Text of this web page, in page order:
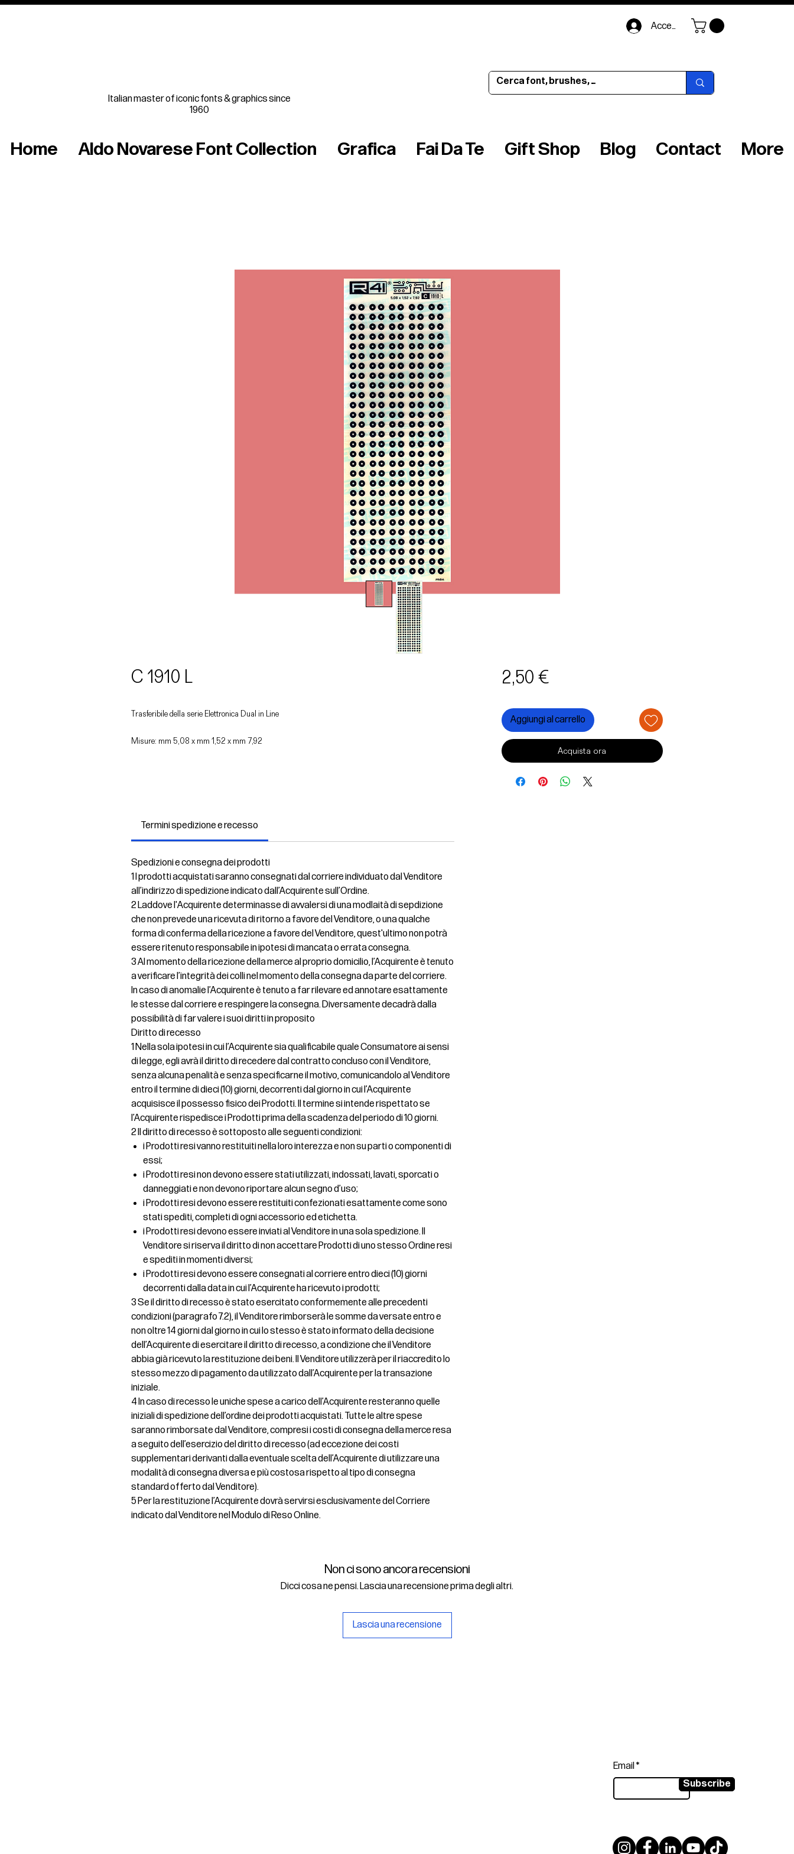
Italian master of iconic fonts & graphics since
1960
Accedi
Home Aldo Novarese Font Collection Grafica Fai Da Te Gift Shop Blog Contact More
C 1910 L
Trasferibile della serie Elettronica Dual in Line
Misure: mm 5,08 x mm 1,52 x mm 7,92
Termini spedizione e recesso
Spedizioni e consegna dei prodotti
1 I prodotti acquistati saranno consegnati dal corriere individuato dal Venditore
all’indirizzo di spedizione indicato dall’Acquirente sull’Ordine.
2 Laddove l'Acquirente determinasse di avvalersi di una modlaità di sepdizione
che non prevede una ricevuta di ritorno a favore del Venditore, o una qualche
forma di conferma della ricezione a favore del Venditore, quest'ultimo non potrà
essere ritenuto responsabile in ipotesi di mancata o errata consegna.
3 Al momento della ricezione della merce al proprio domicilio, l’Acquirente è tenuto
a verificare l’integrità dei colli nel momento della consegna da parte del corriere.
In caso di anomalie l’Acquirente è tenuto a far rilevare ed annotare esattamente
le stesse dal corriere e respingere la consegna. Diversamente decadrà dalla
possibilità di far valere i suoi diritti in proposito
Diritto di recesso
1 Nella sola ipotesi in cui l’Acquirente sia qualificabile quale Consumatore ai sensi
di legge, egli avrà il diritto di recedere dal contratto concluso con il Venditore,
senza alcuna penalità e senza specificarne il motivo, comunicandolo al Venditore
entro il termine di dieci (10) giorni, decorrenti dal giorno in cui l’Acquirente
acquisisce il possesso fisico dei Prodotti. Il termine si intende rispettato se
l’Acquirente rispedisce i Prodotti prima della scadenza del periodo di 10 giorni.
2 Il diritto di recesso è sottoposto alle seguenti condizioni:
i Prodotti resi vanno restituiti nella loro interezza e non su parti o componenti di
essi;
i Prodotti resi non devono essere stati utilizzati, indossati, lavati, sporcati o
danneggiati e non devono riportare alcun segno d’uso;
i Prodotti resi devono essere restituiti confezionati esattamente come sono
stati spediti, completi di ogni accessorio ed etichetta.
i Prodotti resi devono essere inviati al Venditore in una sola spedizione. Il
Venditore si riserva il diritto di non accettare Prodotti di uno stesso Ordine resi
e spediti in momenti diversi;
i Prodotti resi devono essere consegnati al corriere entro dieci (10) giorni
decorrenti dalla data in cui l’Acquirente ha ricevuto i prodotti;
3 Se il diritto di recesso è stato esercitato conformemente alle precedenti
condizioni (paragrafo 7.2), il Venditore rimborserà le somme da versate entro e
non oltre 14 giorni dal giorno in cui lo stesso è stato informato della decisione
dell’Acquirente di esercitare il diritto di recesso, a condizione che il Venditore
abbia già ricevuto la restituzione dei beni. Il Venditore utilizzerà per il riaccredito lo
stesso mezzo di pagamento da utilizzato dall’Acquirente per la transazione
iniziale.
4 In caso di recesso le uniche spese a carico dell’Acquirente resteranno quelle
iniziali di spedizione dell’ordine dei prodotti acquistati. Tutte le altre spese
saranno rimborsate dal Venditore, compresi i costi di consegna della merce resa
a seguito dell’esercizio del diritto di recesso (ad eccezione dei costi
supplementari derivanti dalla eventuale scelta dell’Acquirente di utilizzare una
modalità di consegna diversa e più costosa rispetto al tipo di consegna
standard offerto dal Venditore).
5 Per la restituzione l’Acquirente dovrà servirsi esclusivamente del Corriere
indicato dal Venditore nel Modulo di Reso Online.
2,50 €Prezzo
Aggiungi al carrello
Acquista ora
Non ci sono ancora recensioni
Dicci cosa ne pensi. Lascia una recensione prima degli altri.
Lascia una recensione
Email
Subscribe